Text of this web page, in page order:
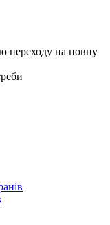
переходу на повну